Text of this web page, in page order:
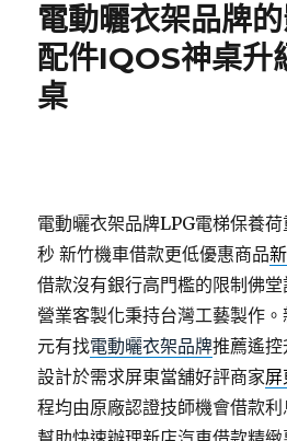
電動曬衣架品牌
配件IQOS神桌升
桌
電動曬衣架品牌LPG電梯保養
秒 新竹機車借款更低優惠商品
借款沒有銀行高門檻的限制佛
營業客製化秉持台灣工藝製作
元有找電動曬衣架品牌推薦遙
設計於需求屏東當舖好評商家
程均由原廠認證技師機會借款